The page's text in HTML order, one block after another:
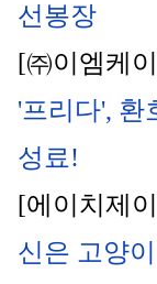
선봉장
[㈜이엠케
'프리다', 환
성료!
[에이치제
신은 고양